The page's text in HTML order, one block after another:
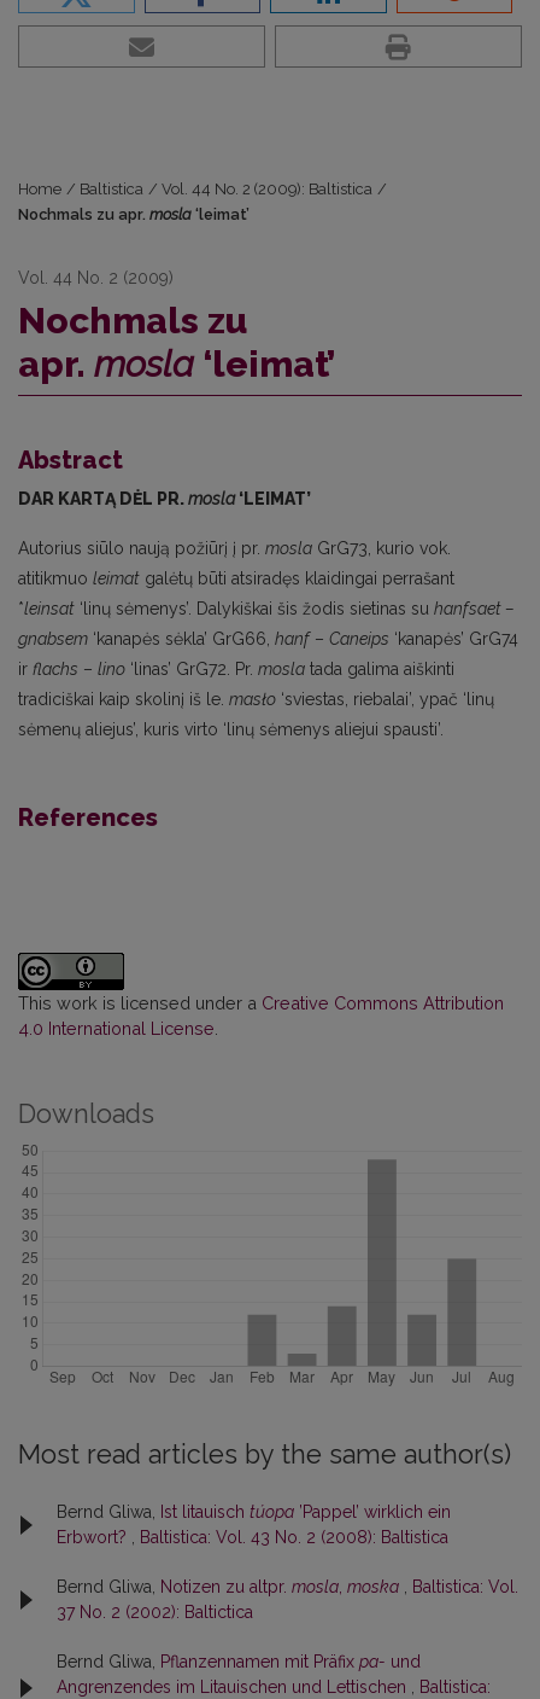
Home / Baltistica / Vol. 44 No. 2 (2009): Baltistica /
Nochmals zu apr. mosla ‘leimat’
Vol. 44 No. 2 (2009)
Nochmals zu
apr. mosla‘leimat’
Abstract
DAR KARTĄ DĖL PR.mosla‘LEIMAT’
Autorius siūlo naują požiūrį į pr. mosla GrG73, kurio vok.
atitikmuo leimat galėtų būti atsiradęs klaidingai perrašant
*leinsat ‘linų sėmenys’. Dalykiškai šis žodis sietinas su hanfsaet –
gnabsem ‘kanapės sėkla’ GrG66, hanf– Caneips ‘kanapės’ GrG74
ir flachs – lino ‘linas’ GrG72. Pr. mosla tada galima aiškinti
tradiciškai kaip skolinį iš le. masło ‘sviestas, riebalai’, ypač ‘linų
sėmenų aliejus’, kuris virto ‘linų sėmenys aliejui spausti’.
References
This work is licensed under a Creative Commons Attribution
4.0 International License.
Downloads
Most read articles by the same author(s)
Bernd Gliwa, Ist litauisch túopa ’Pappel’ wirklich ein
Erbwort? , Baltistica: Vol. 43 No. 2 (2008): Baltistica
Bernd Gliwa, Notizen zu altpr. mosla, moska , Baltistica: Vol.
37 No. 2 (2002): Baltictica
Bernd Gliwa, Pflanzennamen mit Präfix pa- und
Angrenzendes im Litauischen und Lettischen , Baltistica: